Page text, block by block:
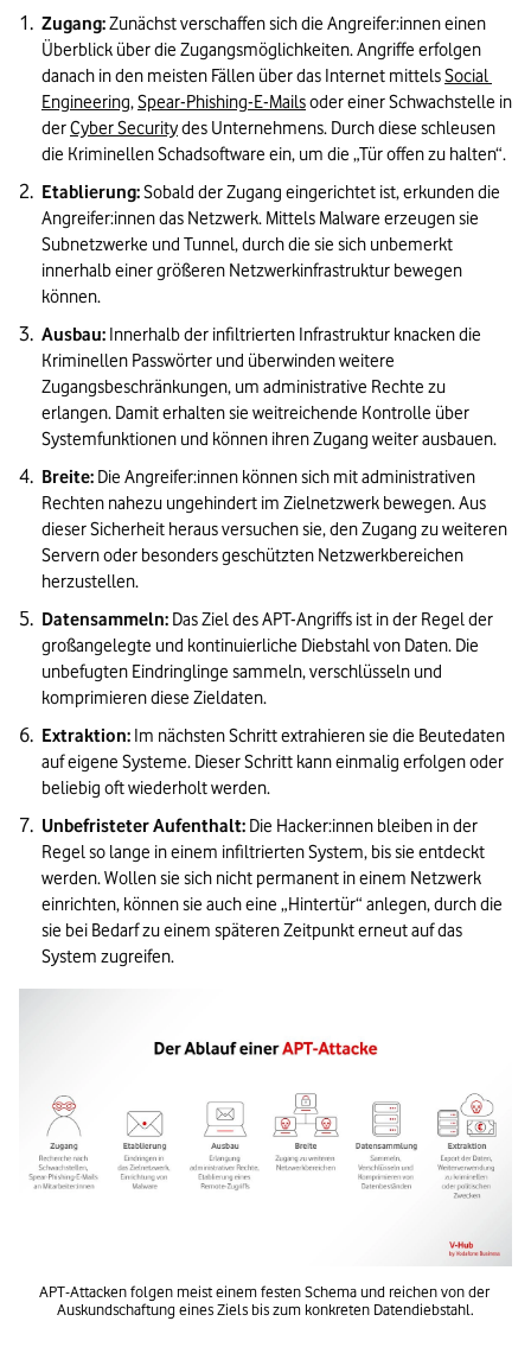
Zugang: Zunächst verschaffen sich die Angreifer:innen einen
Überblick über die Zugangsmöglichkeiten. Angriffe erfolgen
danach in den meisten Fällen über das Internet mittels Social
Engineering, Spear-Phishing-E-Mails oder einer Schwachstelle in
der Cyber Security des Unternehmens. Durch diese schleusen
die Kriminellen Schadsoftware ein, um die „Tür offen zu halten“.
Etablierung: Sobald der Zugang eingerichtet ist, erkunden die
Angreifer:innen das Netzwerk. Mittels Malware erzeugen sie
Subnetzwerke und Tunnel, durch die sie sich unbemerkt
innerhalb einer größeren Netzwerkinfrastruktur bewegen
können.
Ausbau: Innerhalb der infiltrierten Infrastruktur knacken die
Kriminellen Passwörter und überwinden weitere
Zugangsbeschränkungen, um administrative Rechte zu
erlangen. Damit erhalten sie weitreichende Kontrolle über
Systemfunktionen und können ihren Zugang weiter ausbauen.
Breite: Die Angreifer:innen können sich mit administrativen
Rechten nahezu ungehindert im Zielnetzwerk bewegen. Aus
dieser Sicherheit heraus versuchen sie, den Zugang zu weiteren
Servern oder besonders geschützten Netzwerkbereichen
herzustellen.
Datensammeln: Das Ziel des APT-Angriffs ist in der Regel der
großangelegte und kontinuierliche Diebstahl von Daten. Die
unbefugten Eindringlinge sammeln, verschlüsseln und
komprimieren diese Zieldaten.
Extraktion: Im nächsten Schritt extrahieren sie die Beutedaten
auf eigene Systeme. Dieser Schritt kann einmalig erfolgen oder
beliebig oft wiederholt werden.
Unbefristeter Aufenthalt: Die Hacker:innen bleiben in der
Regel so lange in einem infiltrierten System, bis sie entdeckt
werden. Wollen sie sich nicht permanent in einem Netzwerk
einrichten, können sie auch eine „Hintertür“ anlegen, durch die
sie bei Bedarf zu einem späteren Zeitpunkt erneut auf das
System zugreifen.
APT-Attacken folgen meist einem festen Schema und reichen von der
Auskundschaftung eines Ziels bis zum konkreten Datendiebstahl.